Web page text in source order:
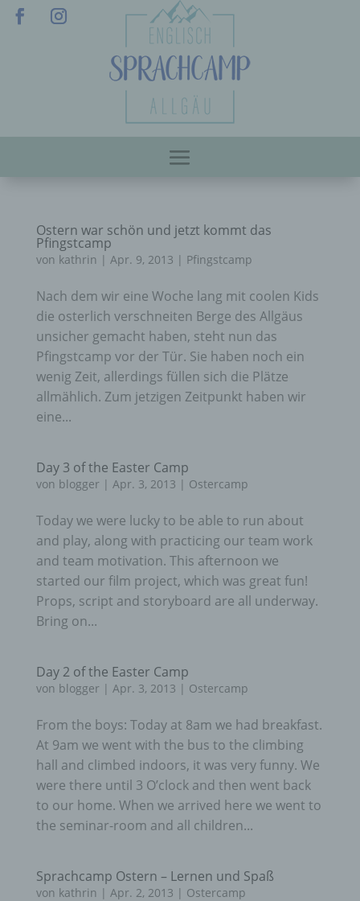
Ostern war schön und jetzt kommt das
Pfingstcamp
von kathrin | Apr. 9, 2013 | Pfingstcamp
Nach dem wir eine Woche lang mit coolen Kids
die osterlich verschneiten Berge des Allgäus
unsicher gemacht haben, steht nun das
Pfingstcamp vor der Tür. Sie haben noch ein
wenig Zeit, allerdings füllen sich die Plätze
allmählich. Zum jetzigen Zeitpunkt haben wir
eine...
Day 3 of the Easter Camp
von blogger | Apr. 3, 2013 | Ostercamp
Today we were lucky to be able to run about
and play, along with practicing our team work
and team motivation. This afternoon we
started our film project, which was great fun!
Props, script and storyboard are all underway.
Bring on...
Day 2 of the Easter Camp
von blogger | Apr. 3, 2013 | Ostercamp
From the boys: Today at 8am we had breakfast.
At 9am we went with the bus to the climbing
hall and climbed indoors, it was very funny. We
were there until 3 O’clock and then went back
to our home. When we arrived here we went to
the seminar-room and all children...
Sprachcamp Ostern – Lernen und Spaß
von kathrin | Apr. 2, 2013 | Ostercamp